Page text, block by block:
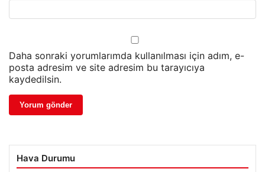
Daha sonraki yorumlarımda kullanılması için adım, e-
posta adresim ve site adresim bu tarayıcıya
kaydedilsin.
Hava Durumu